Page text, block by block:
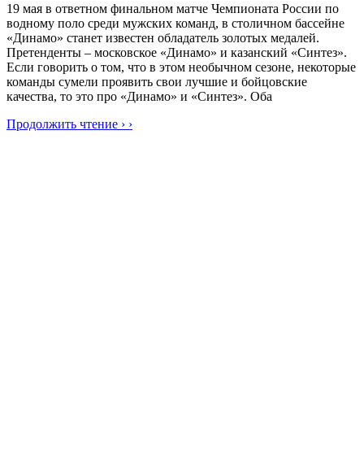
19 мая в ответном финальном матче Чемпионата России по
водному поло среди мужских команд, в столичном бассейне
«Динамо» станет известен обладатель золотых медалей.
Претенденты – московское «Динамо» и казанский «Синтез».
Если говорить о том, что в этом необычном сезоне, некоторые
команды сумели проявить свои лучшие и бойцовские
качества, то это про «Динамо» и «Синтез». Оба
Продолжить чтение › ›